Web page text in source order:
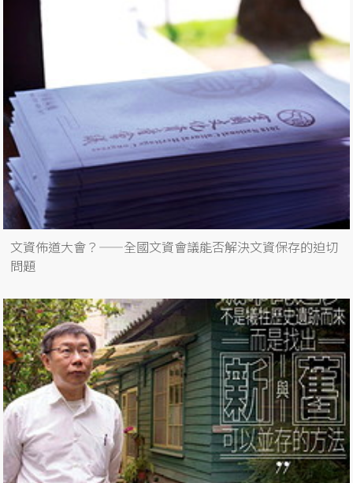
文資佈道大會？——全國文資會議能否解決文資保存的迫切
問題